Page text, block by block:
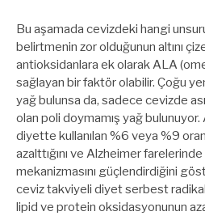
Bu aşamada cevizdeki hangi
belirtmenin zor olduğunun altını
antioksidanlara ek olarak ALA
sağlayan bir faktör olabilir. Çoğu
yağ bulunsa da, sadece cevizde
olan poli doymamış yağ bulunuyor.
diyette kullanılan %6 veya %9
azalttığını ve Alzheimer
mekanizmasını güçlendirdiğini
ceviz takviyeli diyet serbest
lipid ve protein oksidasyonunun